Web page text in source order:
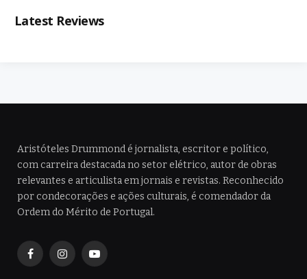
Latest Reviews
Aristóteles Drummond é jornalista, escritor e político,
com carreira destacada no setor elétrico, autor de obras
relevantes e articulista em jornais e revistas. Reconhecido
por condecorações e ações culturais, é comendador da
Ordem do Mérito de Portugal.
FacebookInstagramYouTube